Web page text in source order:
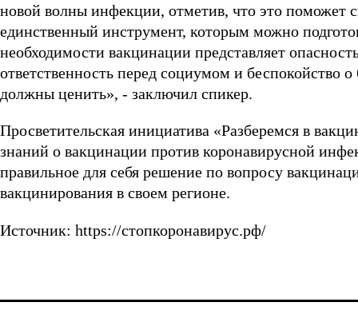
новой волны инфекции, отметив, что это поможет
единственный инструмент, которым можно
необходимости вакцинации представляет
ответственность перед социумом и беспокойство
должны ценить», - заключил спикер.
Просветительская инициатива «Разберемся в
знаний о вакцинации против коронавирусной
правильное для себя решение по вопросу
вакцинирования в своем регионе.
Источник: https://стопкоронавирус.рф/